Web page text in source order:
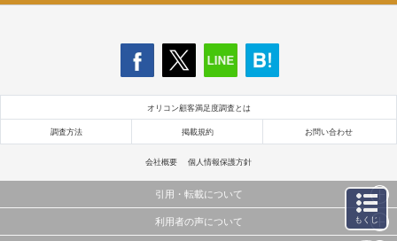
オリコン顧客満足度調査とは
調査方法 掲載規約 お問い合わせ
会社概要 個人情報保護方針
引用・転載について
当サイトで公開されている情報（文字、写真、イラスト、画像データ等）及びこれらの配置・
利用者の声について もくじ